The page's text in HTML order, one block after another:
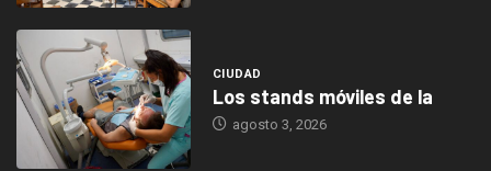
CIUDAD
Los stands móviles de la
agosto 3, 2026